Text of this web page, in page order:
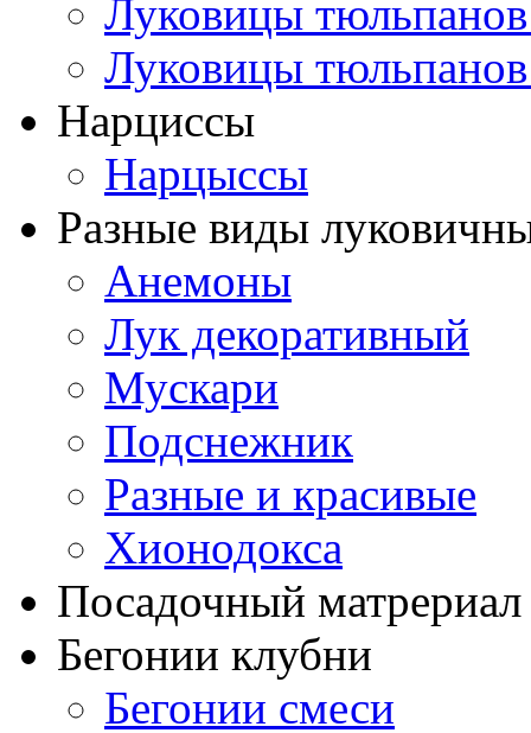
Луковицы
Луковицы
Нарциссы
Нарцыссы
Разные виды
Анемоны
Лук декоративный
Мускари
Подснежник
Разные и красивые
Хионодокса
Посадочный матрериал
Бегонии клубни
Бегонии смеси